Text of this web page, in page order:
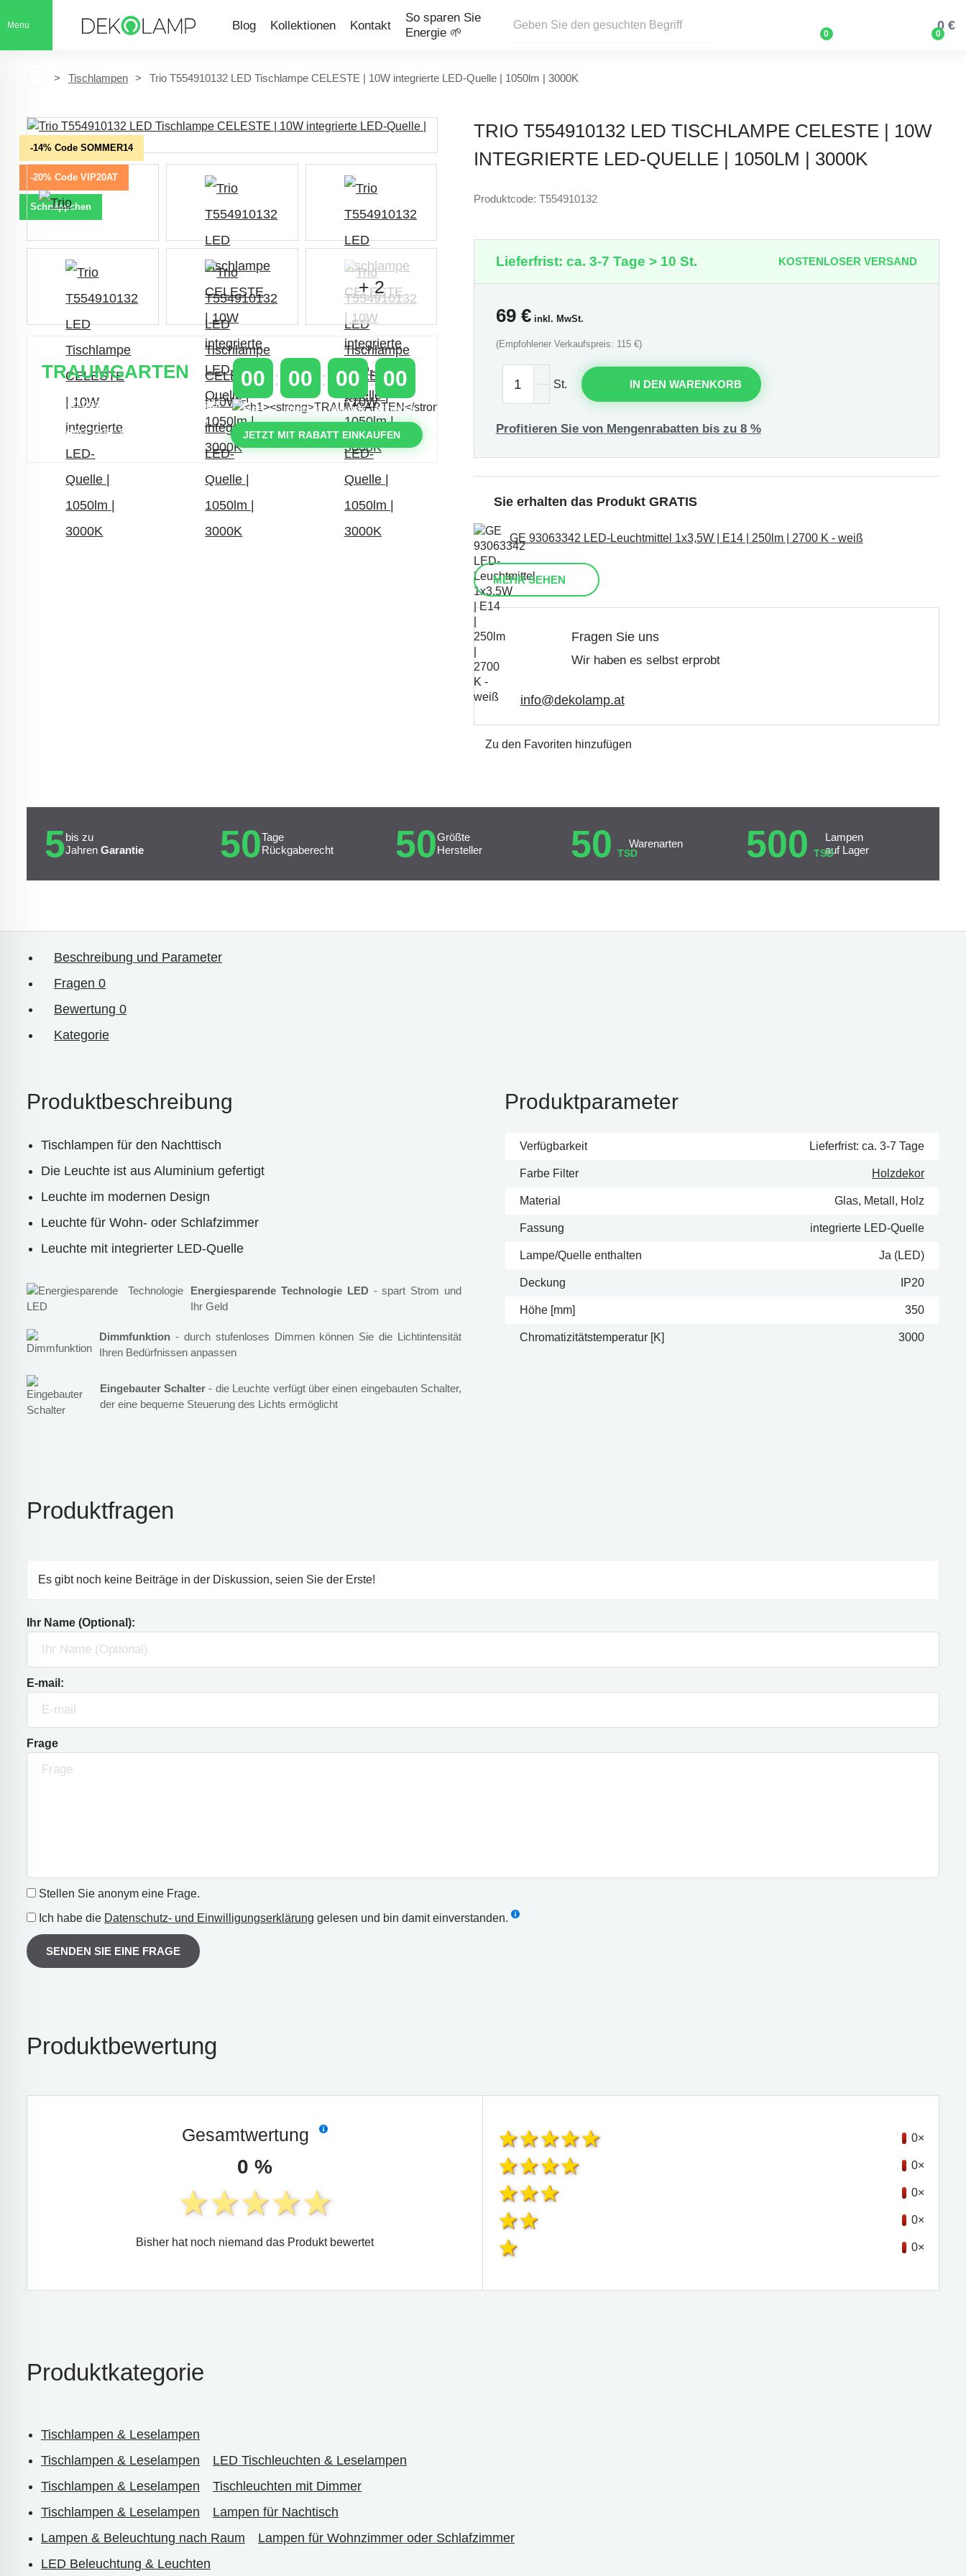
Menu Blog Kollektionen Kontakt
So sparen Sie
Energie 🌱
0 0
0 €
Tischlampen Trio T554910132 LED Tischlampe CELESTE | 10W integrierte LED-Quelle | 1050lm | 3000K
TRIO T554910132 LED TISCHLAMPE CELESTE | 10W
INTEGRIERTE LED-QUELLE | 1050LM | 3000K
-14% Code SOMMER14
-20% Code VIP20AT
Schnäppchen
+ 2
TRAUMGARTEN
Zeitlich begrenzter 20 % Rabatt auf
mit dem Code: VIP20AT
00
TAGE
00
STUNDEN
00
MINUTEN
00
SEKUNDEN
JETZT MIT RABATT EINKAUFEN
Produktcode: T554910132
Lieferfrist: ca. 3-7 Tage > 10 St. KOSTENLOSER VERSAND
69€inkl. MwSt.
(Empfohlener Verkaufspreis: 115 €)
St. IN DEN WARENKORB
Profitieren Sie von Mengenrabatten bis zu 8 %
Sie erhalten das Produkt GRATIS
GE 93063342 LED-Leuchtmittel 1x3,5W | E14 | 250lm | 2700 K - weiß
MEHR SEHEN
Fragen Sie uns
Wir haben es selbst erprobt
info@dekolamp.at
Zu den Favoriten hinzufügen
5bis zu
Jahren Garantie 50Tage
Rückgaberecht
50Größte
Hersteller
50 TSD
Warenarten 500 TSD
Lampen
auf Lager
Beschreibung und Parameter
Fragen 0
Bewertung 0
Kategorie
Produktbeschreibung
Tischlampen für den Nachttisch
Die Leuchte ist aus Aluminium gefertigt
Leuchte im modernen Design
Leuchte für Wohn- oder Schlafzimmer
Leuchte mit integrierter LED-Quelle
Energiesparende Technologie LED- spart Strom und
Ihr Geld
Dimmfunktion - durch stufenloses Dimmen können Sie die Lichtintensität
Ihren Bedürfnissen anpassen
Eingebauter Schalter - die Leuchte verfügt über einen eingebauten Schalter,
der eine bequeme Steuerung des Lichts ermöglicht
Produktparameter
Verfügbarkeit Lieferfrist: ca. 3-7 Tage
Farbe Filter Holzdekor
Material Glas, Metall, Holz
Fassung integrierte LED-Quelle
Lampe/Quelle enthalten Ja (LED)
Deckung IP20
Höhe [mm] 350
Chromatizitätstemperatur [K] 3000
Produktfragen
Es gibt noch keine Beiträge in der Diskussion, seien Sie der Erste!
Ihr Name (Optional):
E-mail:
Frage
Stellen Sie anonym eine Frage.
Ich habe die Datenschutz- und Einwilligungserklärung gelesen und bin damit einverstanden.
SENDEN SIE EINE FRAGE
Produktbewertung
Gesamtwertung
0 %
Bisher hat noch niemand das Produkt bewertet
0×
0×
0×
0×
0×
Produktkategorie
Tischlampen & Leselampen
Tischlampen & Leselampen
LED Tischleuchten & Leselampen
Tischlampen & Leselampen
Tischleuchten mit Dimmer
Tischlampen & Leselampen
Lampen für Nachtisch
Lampen & Beleuchtung nach Raum
Lampen für Wohnzimmer oder Schlafzimmer
LED Beleuchtung & Leuchten